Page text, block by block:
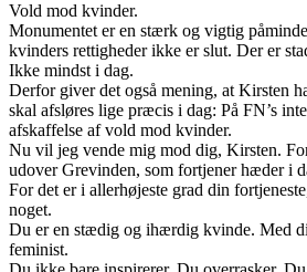
Vold mod kvinder.
Monumentet er en stærk og vigtig
kvinders rettigheder ikke er slut. Der er
Ikke mindst i dag.
Derfor giver det også mening, at Kirsten
skal afsløres lige præcis i dag: På FN’s
afskaffelse af vold mod kvinder.
Nu vil jeg vende mig mod dig, Kirsten.
udover Grevinden, som fortjener hæder i
For det er i allerhøjeste grad din
noget.
Du er en stædig og ihærdig kvinde. Med
feminist.